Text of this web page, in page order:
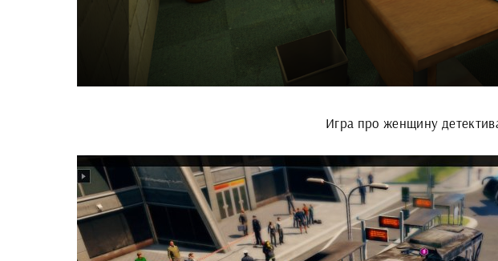
Игра про женщину